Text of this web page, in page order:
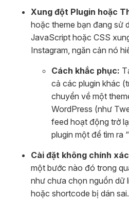
Xung đột Plugin hoặc
hoặc theme bạn đang sử
JavaScript hoặc CSS
Instagram, ngăn cản nó
Cách khắc phục:
cả các plugin khác
chuyển về một
WordPress (như
feed hoạt động trở
plugin một để tìm ra
Cài đặt không chính
một bước nào đó trong
như chưa chọn nguồn dữ
hoặc shortcode bị dán